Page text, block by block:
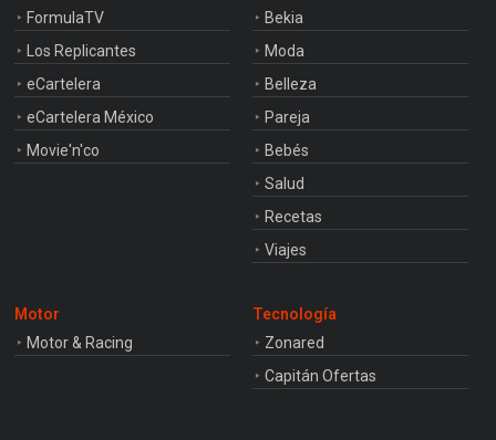
FormulaTV
Los Replicantes
eCartelera
eCartelera México
Movie'n'co
Bekia
Moda
Belleza
Pareja
Bebés
Salud
Recetas
Viajes
Motor
Motor & Racing
Tecnología
Zonared
Capitán Ofertas